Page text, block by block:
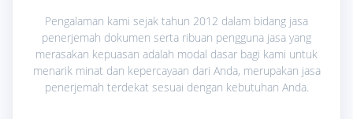
Pengalaman kami sejak tahun 2012 dalam bidang jasa
penerjemah dokumen serta ribuan pengguna jasa yang
merasakan kepuasan adalah modal dasar bagi kami untuk
menarik minat dan kepercayaan dari Anda, merupakan jasa
penerjemah terdekat sesuai dengan kebutuhan Anda.